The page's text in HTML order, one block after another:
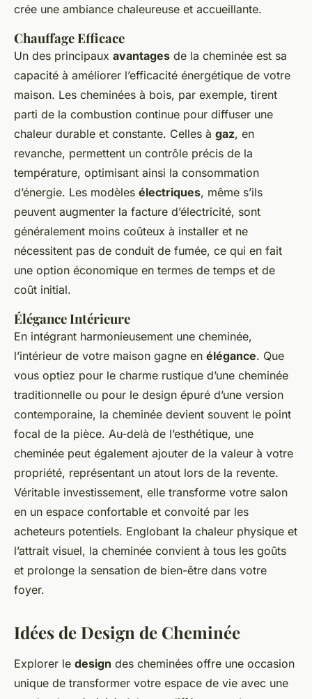
crée une ambiance chaleureuse et accueillante.
Chauffage Efficace
Un des principaux avantages de la cheminée est sa
capacité à améliorer l’efficacité énergétique de votre
maison. Les cheminées à bois, par exemple, tirent
parti de la combustion continue pour diffuser une
chaleur durable et constante. Celles à gaz, en
revanche, permettent un contrôle précis de la
température, optimisant ainsi la consommation
d’énergie. Les modèles électriques, même s’ils
peuvent augmenter la facture d’électricité, sont
généralement moins coûteux à installer et ne
nécessitent pas de conduit de fumée, ce qui en fait
une option économique en termes de temps et de
coût initial.
Élégance Intérieure
En intégrant harmonieusement une cheminée,
l’intérieur de votre maison gagne en élégance. Que
vous optiez pour le charme rustique d’une cheminée
traditionnelle ou pour le design épuré d’une version
contemporaine, la cheminée devient souvent le point
focal de la pièce. Au-delà de l’esthétique, une
cheminée peut également ajouter de la valeur à votre
propriété, représentant un atout lors de la revente.
Véritable investissement, elle transforme votre salon
en un espace confortable et convoité par les
acheteurs potentiels. Englobant la chaleur physique et
l’attrait visuel, la cheminée convient à tous les goûts
et prolonge la sensation de bien-être dans votre
foyer.
Idées de Design de Cheminée
Explorer le design des cheminées offre une occasion
unique de transformer votre espace de vie avec une